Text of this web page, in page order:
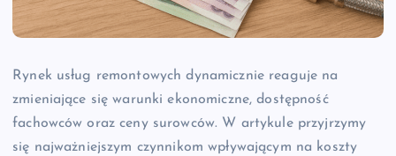
Rynek usług remontowych dynamicznie reaguje na
zmieniające się warunki ekonomiczne, dostępność
fachowców oraz ceny surowców. W artykule przyjrzymy
się najważniejszym czynnikom wpływającym na koszty